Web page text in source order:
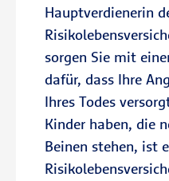
Hauptverdienerin
sorgen Sie mit
dafür, dass Ihre
Ihres Todes
Kinder haben, die
Beinen stehen, ist